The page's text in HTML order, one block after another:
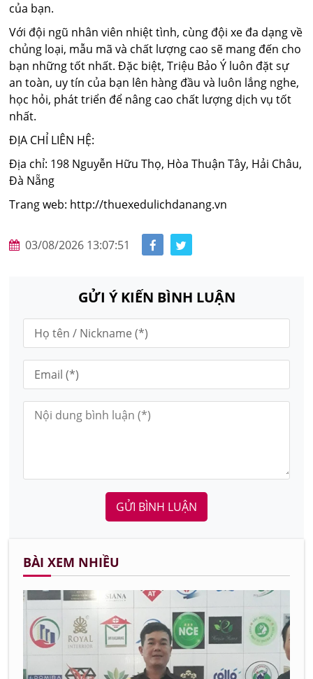
của bạn.
Với đội ngũ nhân viên nhiệt tình, cùng đội xe đa dạng về
chủng loại, mẫu mã và chất lượng cao sẽ mang đến cho
bạn những tốt nhất. Đặc biệt, Triệu Bảo Ý luôn đặt sự
an toàn, uy tín của bạn lên hàng đầu và luôn lắng nghe,
học hỏi, phát triển để nâng cao chất lượng dịch vụ tốt
nhất.
ĐỊA CHỈ LIÊN HỆ:
Địa chỉ: 198 Nguyễn Hữu Thọ, Hòa Thuận Tây, Hải Châu,
Đà Nẵng
Trang web: http://thuexedulichdanang.vn
03/08/2026 13:07:51
GỬI Ý KIẾN BÌNH LUẬN
GỬI BÌNH LUẬN
BÀI XEM NHIỀU